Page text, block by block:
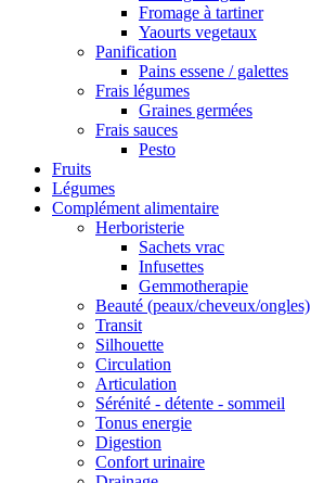
Fromage à tartiner
Yaourts vegetaux
Panification
Pains essene / galettes
Frais légumes
Graines germées
Frais sauces
Pesto
Fruits
Légumes
Complément alimentaire
Herboristerie
Sachets vrac
Infusettes
Gemmotherapie
Beauté (peaux/cheveux/ongles)
Transit
Silhouette
Circulation
Articulation
Sérénité - détente - sommeil
Tonus energie
Digestion
Confort urinaire